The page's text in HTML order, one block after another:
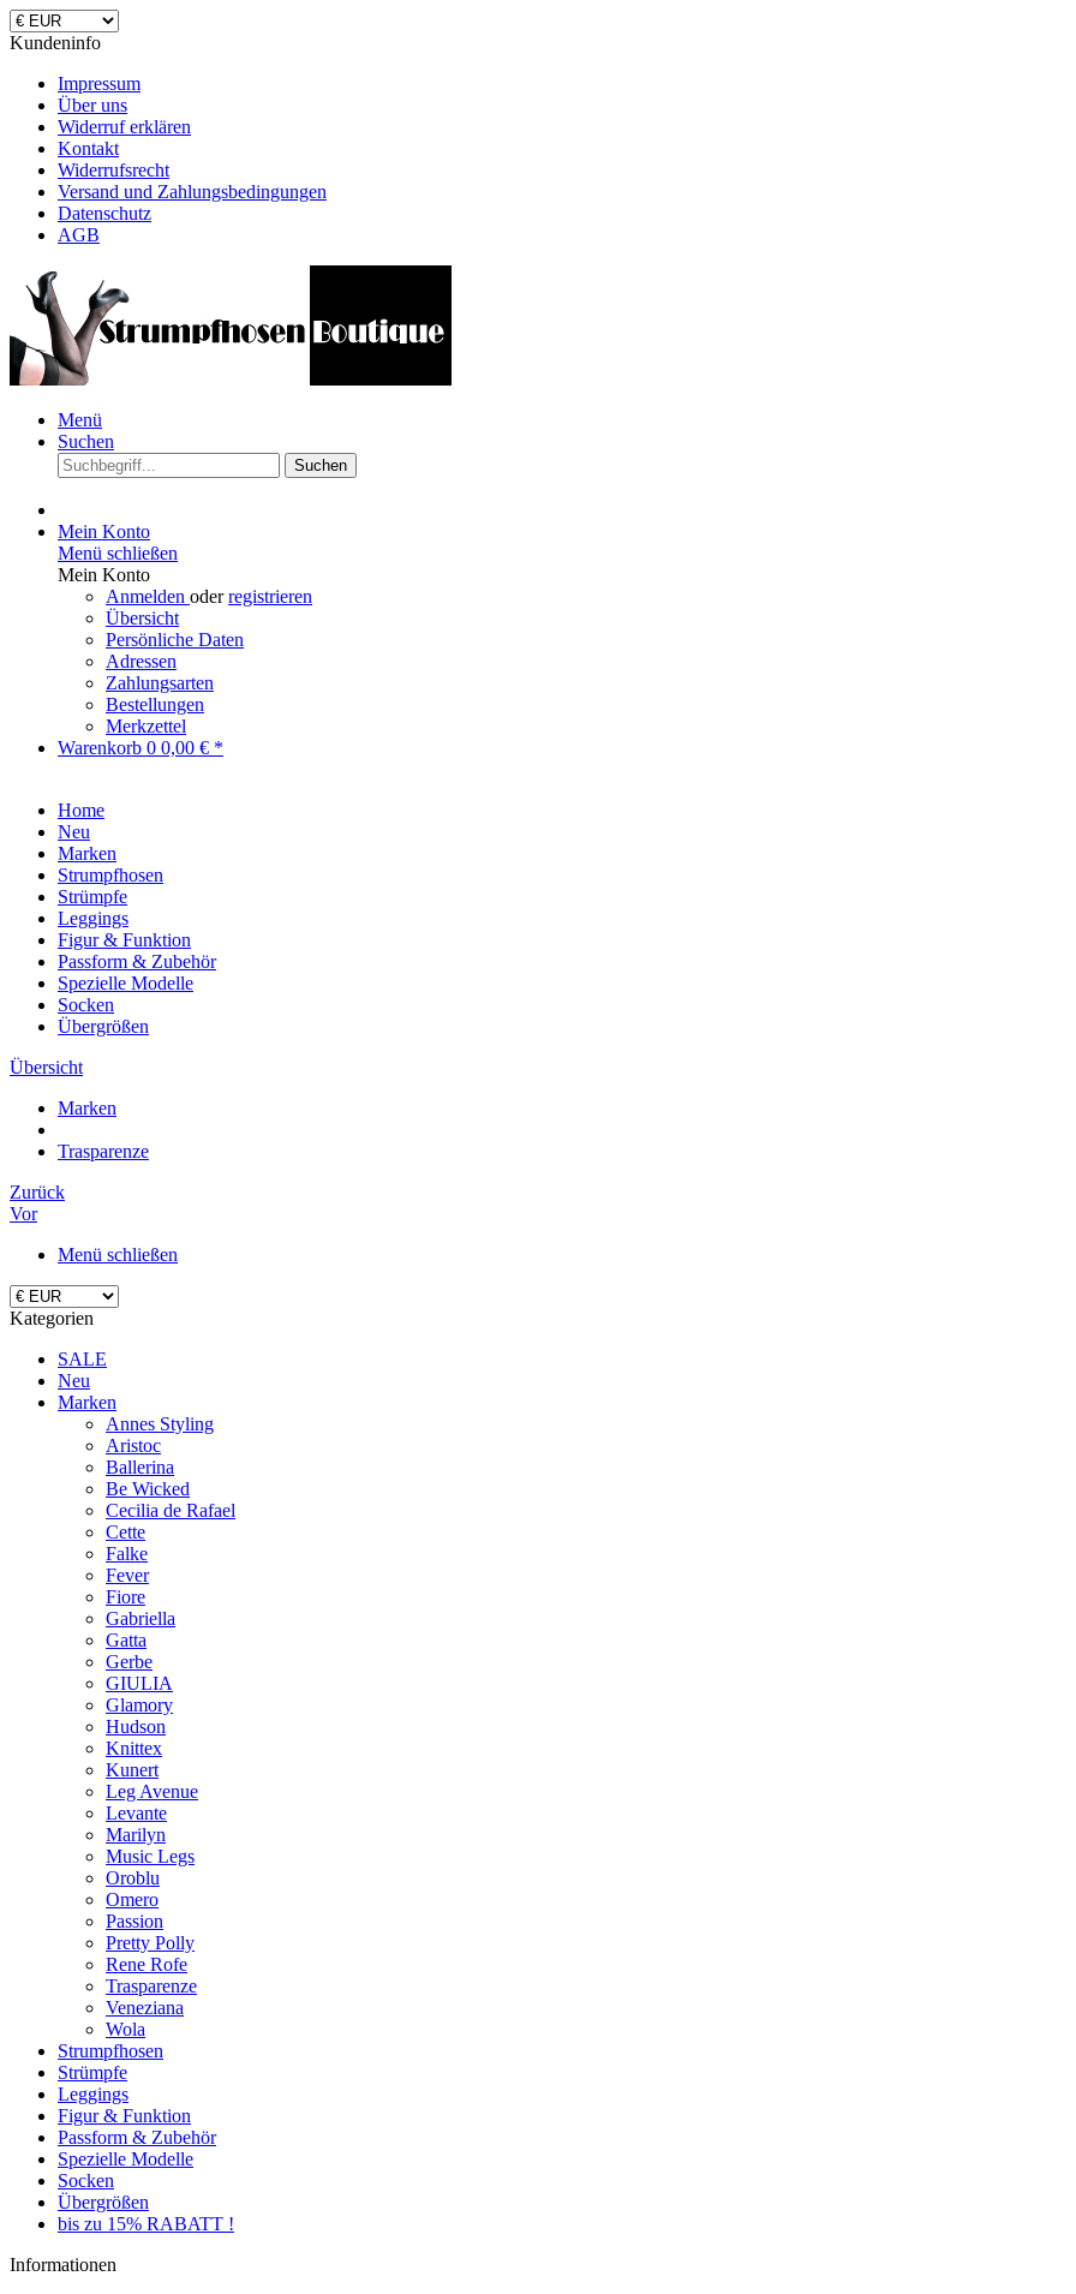
Kundeninfo
Impressum
Über uns
Widerruf erklären
Kontakt
Widerrufsrecht
Versand und Zahlungsbedingungen
Datenschutz
AGB
Menü
Suchen
Suchen
Mein Konto
Menü schließen
Mein Konto
Anmelden oderregistrieren
Übersicht
Persönliche Daten
Adressen
Zahlungsarten
Bestellungen
Merkzettel
Warenkorb 0 0,00 € *
Home
Neu
Marken
Strumpfhosen
Strümpfe
Leggings
Figur & Funktion
Passform & Zubehör
Spezielle Modelle
Socken
Übergrößen
Übersicht
Marken
Trasparenze
Zurück
Vor
Menü schließen
Kategorien
SALE
Neu
Marken
Annes Styling
Aristoc
Ballerina
Be Wicked
Cecilia de Rafael
Cette
Falke
Fever
Fiore
Gabriella
Gatta
Gerbe
GIULIA
Glamory
Hudson
Knittex
Kunert
Leg Avenue
Levante
Marilyn
Music Legs
Oroblu
Omero
Passion
Pretty Polly
Rene Rofe
Trasparenze
Veneziana
Wola
Strumpfhosen
Strümpfe
Leggings
Figur & Funktion
Passform & Zubehör
Spezielle Modelle
Socken
Übergrößen
bis zu 15% RABATT !
Informationen